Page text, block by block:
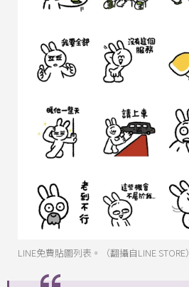
LINE免費貼圖列表。（翻攝自LINE STORE）